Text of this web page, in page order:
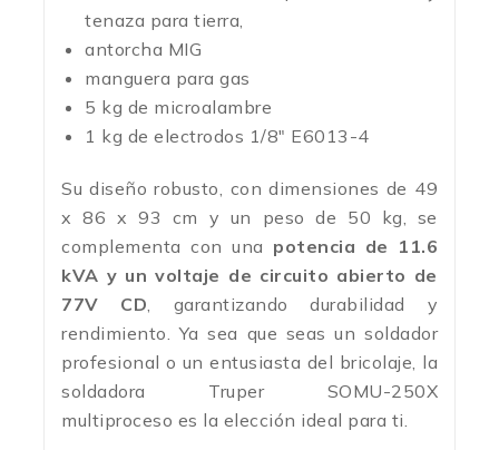
tenaza para tierra,
antorcha MIG
manguera para gas
5 kg de microalambre
1 kg de electrodos 1/8″ E6013-4
Su diseño robusto, con dimensiones de 49
x 86 x 93 cm y un peso de 50 kg, se
complementa con una potencia de 11.6
kVA y un voltaje de circuito abierto de
77V CD, garantizando durabilidad y
rendimiento. Ya sea que seas un soldador
profesional o un entusiasta del bricolaje, la
soldadora Truper SOMU-250X
multiproceso es la elección ideal para ti.